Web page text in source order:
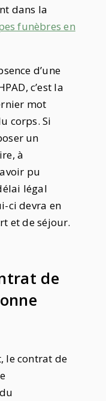
dans la
funèbres en
d’une
c’est la
mot
corps. Si
un
à
pu
légal
ci devra en
et de séjour.
de
le contrat de